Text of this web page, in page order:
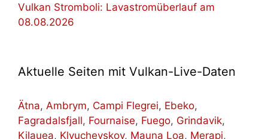
Vulkan Stromboli: Lavastromüberlauf am
08.08.2026
Aktuelle Seiten mit Vulkan-Live-Daten
Ätna, Ambrym, Campi Flegrei, Ebeko,
Fagradalsfjall, Fournaise, Fuego, Grindavik,
Kilauea, Klyuchevskoy, Mauna Loa, Merapi,